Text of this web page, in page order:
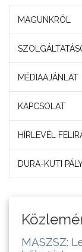
MAGUNKRÓL
MÉDIAAJÁNLAT
KAPCSOLAT
HÍRLEVÉL
DURA-KUTI
MASZSZ: